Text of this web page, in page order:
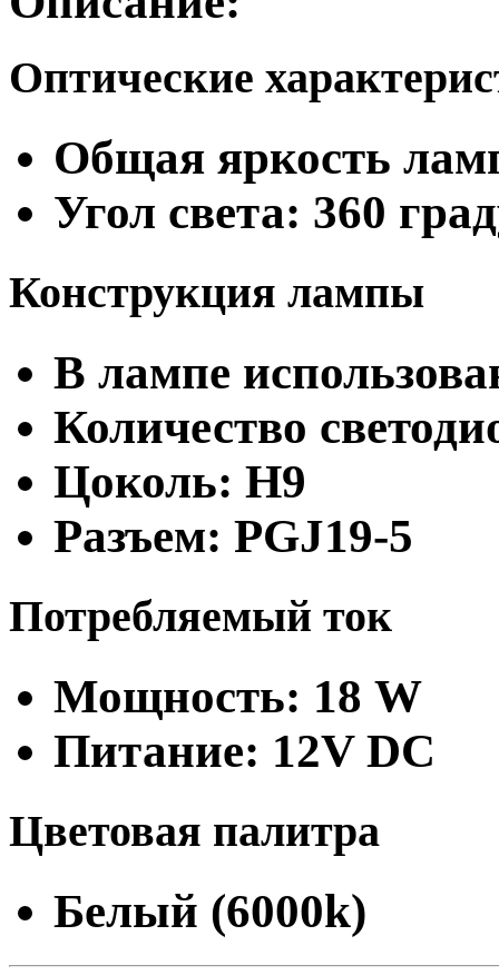
Оптические
Общая яркость
Угол света: 360
Конструкция лампы
В лампе
Количество
Цоколь: H9
Разъем: PGJ19-5
Потребляемый ток
Мощность: 18 W
Питание: 12V DC
Цветовая палитра
Белый (6000k)